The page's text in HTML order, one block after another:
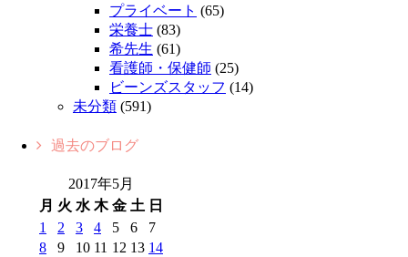
プライベート (65)
栄養士 (83)
希先生 (61)
看護師・保健師 (25)
ビーンズスタッフ (14)
未分類 (591)
過去のブログ
2017年5月
月 火 水 木 金 土 日
1
2 3 4 5 6
7
8
9 10 11 12 13 14